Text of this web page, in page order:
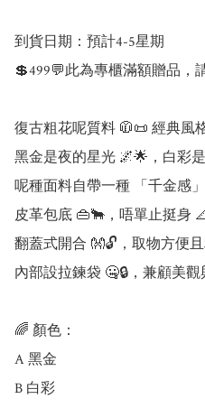
到貨日期：預計4-5星期
💲499💬此為專櫃滿額贈品，
復古粗花呢質料 🧥📜 經典風
黑金是夜的星光 🌌🌟，白彩
呢種面料自帶一種 「千金感
皮革包底 👜🐂，唔單止挺身
翻蓋式開合 👐🔓，取物方便且
內部設拉鍊袋 🤐🔒，兼顧美
🌈 顏色：
A 黑金
B 白彩